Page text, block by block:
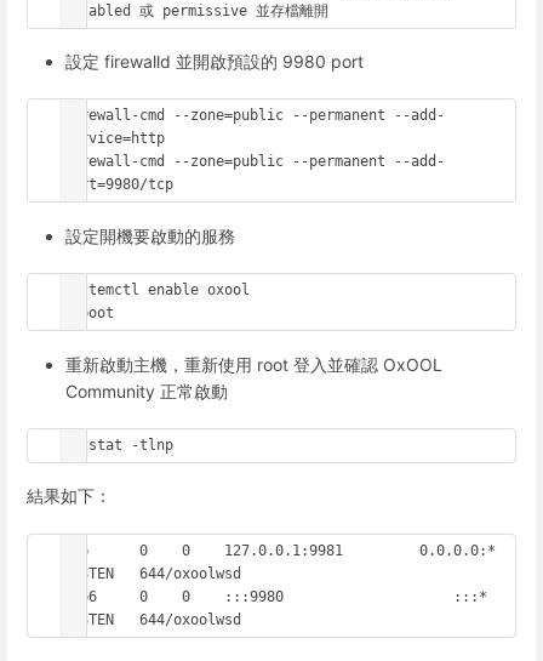
disabled 或 permissive 並存檔離開
設定 firewalld 並開啟預設的 9980 port
firewall-cmd --zone=public --permanent --add-
service=http
firewall-cmd --zone=public --permanent --add-
port=9980/tcp
設定開機要啟動的服務
systemctl enable oxool
reboot
重新啟動主機，重新使用 root 登入並確認 OxOOL
Community 正常啟動
netstat -tlnp
結果如下：
tcp      0    0    127.0.0.1:9981	  0.0.0.0:*
LISTEN   644/oxoolwsd
tcp6     0    0    :::9980		      :::*
LISTEN   644/oxoolwsd